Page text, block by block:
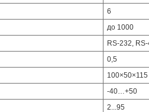
6
до 1000
RS-232,
0,5
100×50×115
-40…+50
2...95